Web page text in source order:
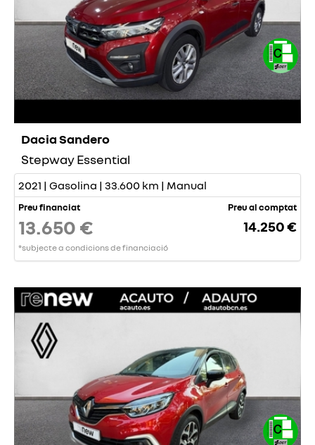
Dacia Sandero
Stepway Essential
2021 | Gasolina | 33.600 km | Manual
Preu financiat
13.650 €
*subjecte a condicions de financiació
Preu al comptat
14.250 €